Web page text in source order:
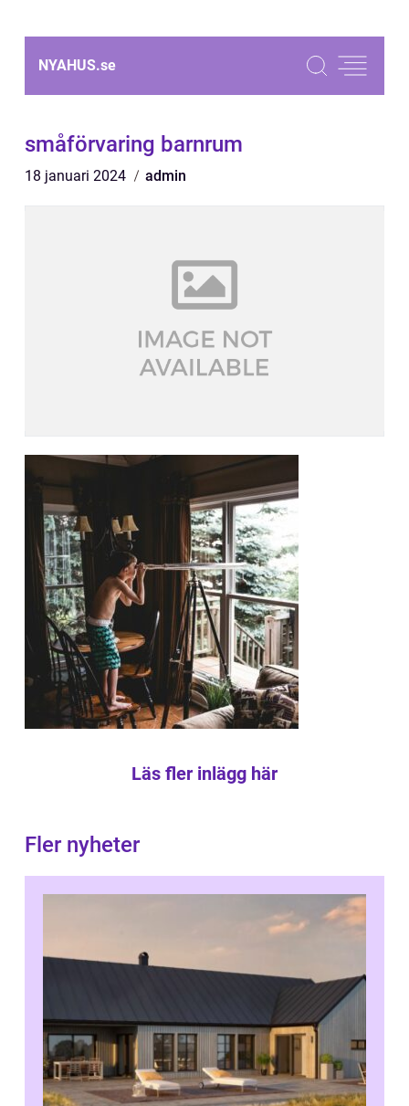
NYAHUS.se
småförvaring barnrum
18 januari 2024 admin
Läs fler inlägg här
Fler nyheter